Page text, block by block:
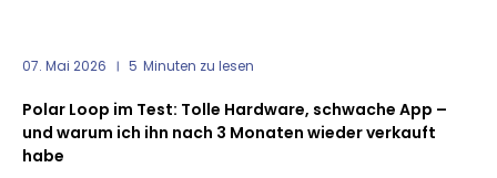
07. Mai 2026 5 Minuten zu lesen
Polar Loop im Test: Tolle Hardware, schwache App –
und warum ich ihn nach 3 Monaten wieder verkauft
habe